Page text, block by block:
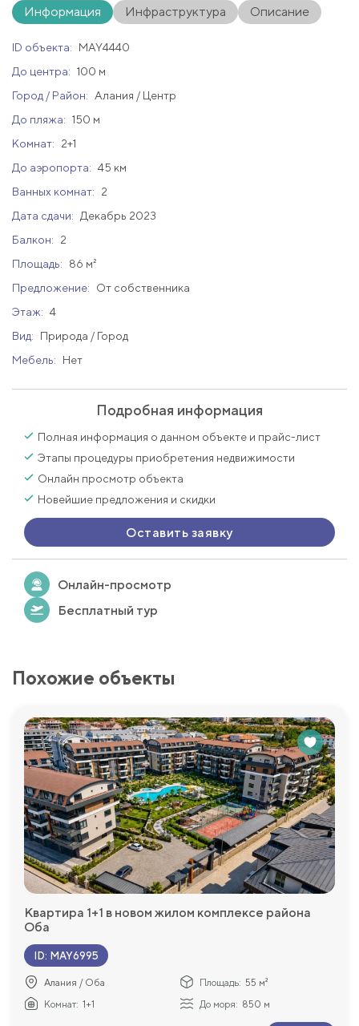
Информация Инфраструктура Описание
ID объекта:
MAY4440
До центра: 100 м
Город / Район:
Алания / Центр
До пляжа: 150 м
Комнат:
2+1
До аэропорта: 45 км
Ванных комнат:
2
Дата сдачи:
Декабрь 2023
Балкон:
2
Площадь:
86 м²
Предложение:
От собственника
Этаж: 4
Вид:
Природа / Город
Мебель:
Нет
Подробная информация
Полная информация о данном объекте и прайс-лист
Этапы процедуры приобретения недвижимости
Онлайн просмотр объекта
Новейшие предложения и скидки
Оставить заявку
Онлайн-просмотр
Бесплатный тур
Похожие объекты
Квартира 1+1 в новом жилом комплексе района
Оба
ID: MAY6995
Алания / Оба Площадь: 55 м²
Комнат: 1+1 До моря: 850 м